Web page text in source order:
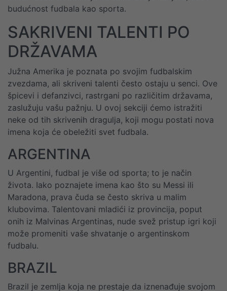
budućnost fudbala kao sporta.
SAKRIVENI TALENTI PO
DRŽAVAMA
Južna Amerika je poznata po svojim fudbalskim
zvezdama, ali skriveni talenti često ostaju u senci. Ove
špicevi i defanzivci, rastrgani po različitim državama,
zaslužuju vašu pažnju. U ovoj sekciji ćemo istražiti
neke od tih skrivenih dragulja, koji mogu postati nova
imena koja će obeležiti svet fudbala.
ARGENTINA
U Argentini, fudbal je više od sporta; to je način
života. Iako poznajete imena kao što su Messi ili
Maradona, prava čuda se često skriva u malim
klubovima. Talentovani mladići iz provincija, poput
onih iz Malvinas Argentinas, nude svež pristup igri koji
može promeniti vaše shvatanje o argentinskom
fudbalu.
BRAZIL
Brazil je zemlja koja ne prestaje da iznenađuje svojom